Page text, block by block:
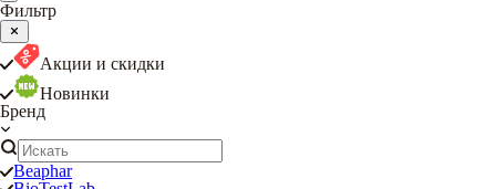
Фильтр
Акции и скидки
Новинки
Бренд
Beaphar